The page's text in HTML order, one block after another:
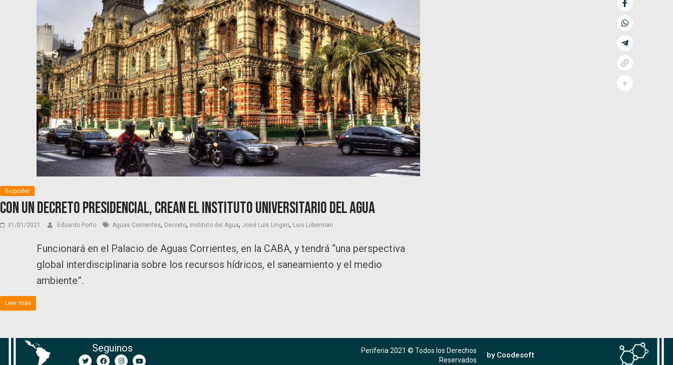
Biopoder
Con un decreto presidencial, crean el Instituto Universitario del Agua
31/01/2021 Eduardo Porto Aguas Corrientes, Decreto, Instituto del Agua, José Luis Lingeri, Luis Liiberman
Funcionará en el Palacio de Aguas Corrientes, en la CABA, y tendrá “una perspectiva
global interdisciplinaria sobre los recursos hídricos, el saneamiento y el medio
ambiente”.
Leer más
Seguinos
Periferia 2021 © Todos los Derechos
Reservados
by Coodesoft